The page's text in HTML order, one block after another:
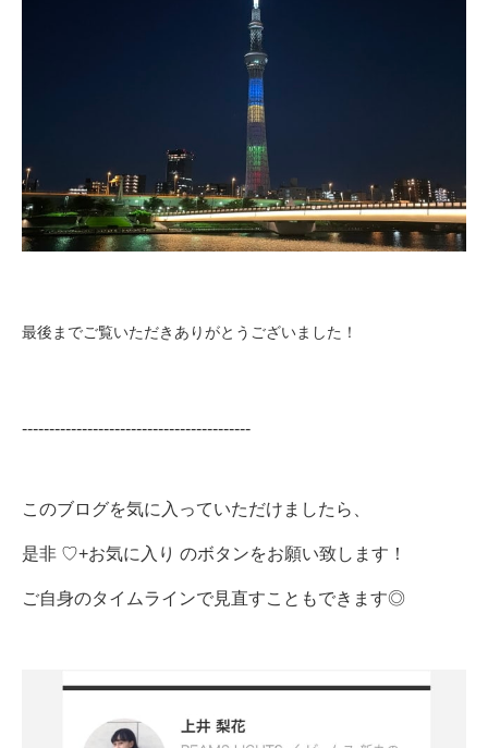
最後までご覧いただきありがとうございました！
------------------------------------------
このブログを気に入っていただけましたら、
是非 ♡+お気に入り のボタンをお願い致します！
ご自身のタイムラインで見直すこともできます◎